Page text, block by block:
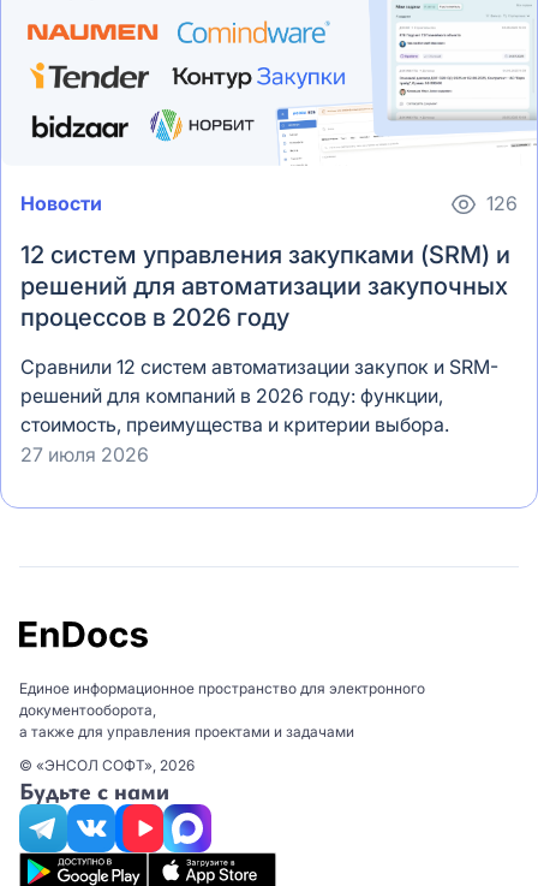
Новости 126
12 систем управления закупками (SRM) и
решений для автоматизации закупочных
процессов в 2026 году
Сравнили 12 систем автоматизации закупок и SRM-
решений для компаний в 2026 году: функции,
стоимость, преимущества и критерии выбора.
27 июля 2026
Единое информационное пространство для электронного
документооборота,
а также для управления проектами и задачами
© «ЭНСОЛ СОФТ», 2026
Будьте с нами